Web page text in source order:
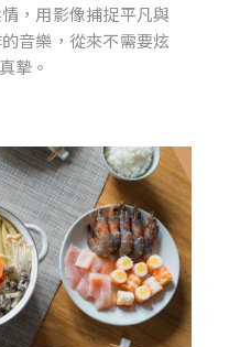
，用影像捕捉平凡與
音樂，從來不需要炫
摯。